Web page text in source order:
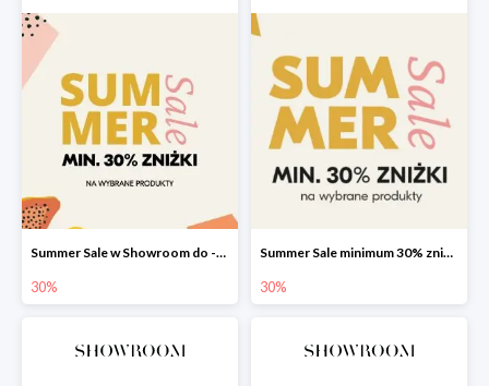
Summer Sale w Showroom do -30%
30%
Summer Sale minimum 30% zniżki
30%